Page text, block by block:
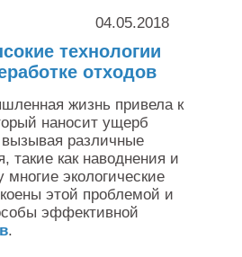
04.05.2018
технологии
отходов
жизнь привела к
наносит ущерб
различные
такие как наводнения и
экологические
этой проблемой и
эффективной
.